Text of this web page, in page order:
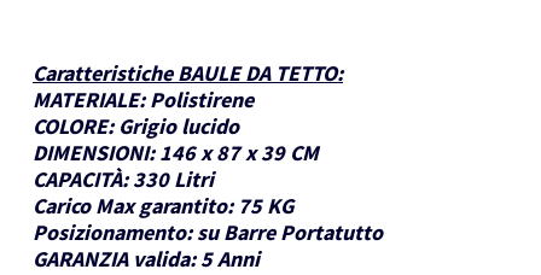
Caratteristiche BAULE DA TETTO:
MATERIALE: Polistirene
COLORE: Grigio lucido
DIMENSIONI: 146 x 87 x 39 CM
CAPACITÀ: 330 Litri
Carico Max garantito: 75 KG
Posizionamento: su Barre Portatutto
GARANZIA valida: 5 Anni